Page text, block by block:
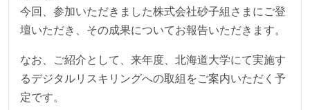
今回、参加いただきました株式会社砂子組さまにご登
壇いただき、その成果についてお報告いただきます。
なお、ご紹介として、来年度、北海道大学にて実施す
るデジタルリスキリングへの取組をご案内いただく予
定です。